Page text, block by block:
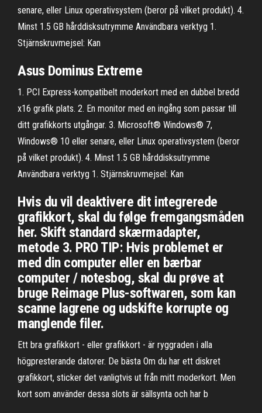
senare, eller Linux operativsystem (beror på vilket produkt). 4.
Minst 1.5 GB hårddisksutrymme Användbara verktyg 1.
Stjärnskruvmejsel: Kan
Asus Dominus Extreme
1. PCI Express-kompatibelt moderkort med en dubbel bredd
x16 grafik plats. 2. En monitor med en ingång som passar till
ditt grafikkorts utgångar. 3. Microsoft® Windows® 7,
Windows® 10 eller senare, eller Linux operativsystem (beror
på vilket produkt). 4. Minst 1.5 GB hårddisksutrymme
Användbara verktyg 1. Stjärnskruvmejsel: Kan
Hvis du vil deaktivere dit integrerede
grafikkort, skal du følge fremgangsmåden
her. Skift standard skærmadapter,
metode 3. PRO TIP: Hvis problemet er
med din computer eller en bærbar
computer / notesbog, skal du prøve at
bruge Reimage Plus-softwaren, som kan
scanne lagrene og udskifte korrupte og
manglende filer.
Ett bra grafikkort - eller grafikkort - är ryggraden i alla
högpresterande datorer. De bästa Om du har ett diskret
grafikkort, sticker det vanligtvis ut från mitt moderkort. Men
kort som använder dessa slots är sällsynta och har b